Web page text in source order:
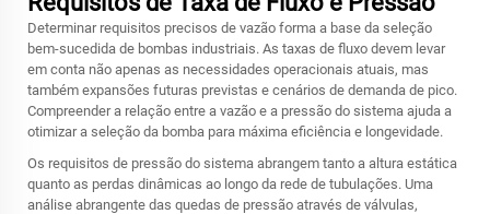
Determinar requisitos precisos de vazão forma a base da seleção
bem-sucedida de bombas industriais. As taxas de fluxo devem levar
em conta não apenas as necessidades operacionais atuais, mas
também expansões futuras previstas e cenários de demanda de pico.
Compreender a relação entre a vazão e a pressão do sistema ajuda a
otimizar a seleção da bomba para máxima eficiência e longevidade.
Os requisitos de pressão do sistema abrangem tanto a altura estática
quanto as perdas dinâmicas ao longo da rede de tubulações. Uma
análise abrangente das quedas de pressão através de válvulas,